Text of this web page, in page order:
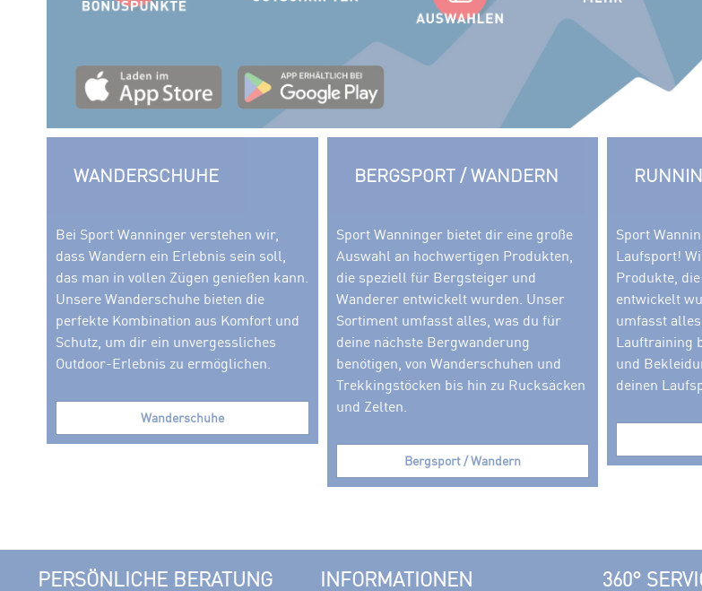
WANDERSCHUHE
Bei Sport Wanninger verstehen wir,
dass Wandern ein Erlebnis sein soll,
das man in vollen Zügen genießen kann.
Unsere Wanderschuhe bieten die
perfekte Kombination aus Komfort und
Schutz, um dir ein unvergessliches
Outdoor-Erlebnis zu ermöglichen.
Wanderschuhe
BERGSPORT / WANDERN
Sport Wanninger bietet dir eine große
Auswahl an hochwertigen Produkten,
die speziell für Bergsteiger und
Wanderer entwickelt wurden. Unser
Sortiment umfasst alles, was du für
deine nächste Bergwanderung
benötigen, von Wanderschuhen und
Trekkingstöcken bis hin zu Rucksäcken
und Zelten.
Bergsport / Wandern
Sport
Laufsport!
Produkte,
entwickelt
umfasst
Lauftraining
und
deinen
PERSÖNLICHE BERATUNG INFORMATIONEN
360°